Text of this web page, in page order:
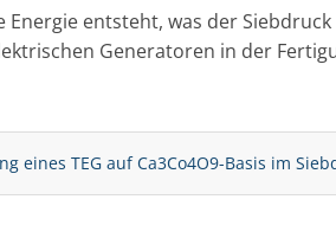
Energie entsteht, was der
Generatoren in der
eines TEG auf Ca3Co4O9-Basis im